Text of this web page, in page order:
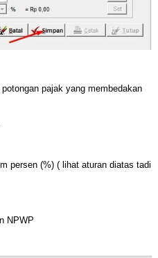
pajak yang membedakan
persen (%) ( lihat aturan diatas tadi
NPWP